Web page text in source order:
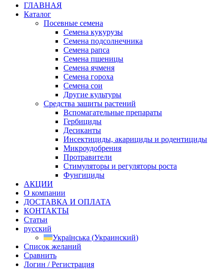
ГЛАВНАЯ
Каталог
Посевные семена
Семена кукурузы
Семена подсолнечника
Семена рапса
Семена пшеницы
Семена ячменя
Семена гороха
Семена сои
Другие культуры
Средства защиты растений
Вспомагательные препараты
Гербициды
Десиканты
Инсектициды, акарициды и родентициды
Микроудобрения
Протравители
Стимуляторы и регуляторы роста
Фунгициды
АКЦИИ
О компании
ДОСТАВКА И ОПЛАТА
КОНТАКТЫ
Статьи
русский
Українська (Украинский)
Список желаний
Сравнить
Логин / Регистрация